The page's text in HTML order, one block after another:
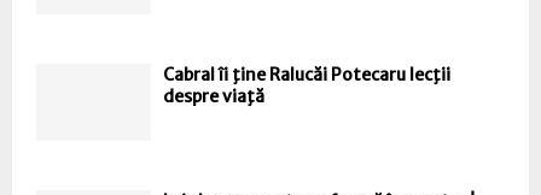
Cabral îi ţine Ralucăi Potecaru lecţii
despre viaţă